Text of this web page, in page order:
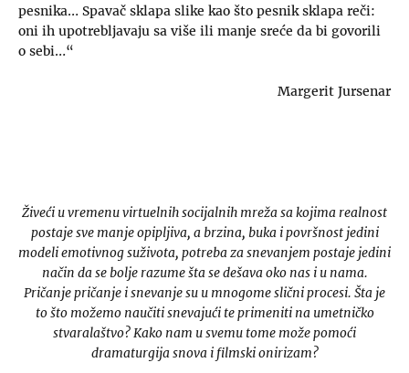
pesnika… Spavač sklapa slike kao što pesnik sklapa reči:
oni ih upotrebljavaju sa više ili manje sreće da bi govorili
o sebi…“
Margerit Jursenar
Živeći u vremenu virtuelnih socijalnih mreža sa kojima realnost
postaje sve manje opipljiva, a brzina, buka i površnost jedini
modeli emotivnog suživota, potreba za snevanjem postaje jedini
način da se bolje razume šta se dešava oko nas i u nama.
Pričanje pričanje i snevanje su u mnogome slični procesi. Šta je
to što možemo naučiti snevajući te primeniti na umetničko
stvaralaštvo? Kako nam u svemu tome može pomoći
dramaturgija snova i filmski onirizam?